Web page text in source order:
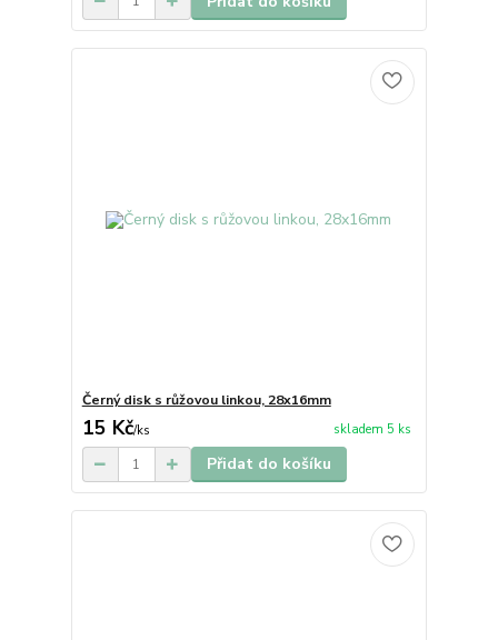
Černý disk s růžovou linkou, 28x16mm
15 Kč/ks skladem 5 ks
Přidat do košíku